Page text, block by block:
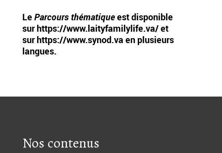
Le Parcours thématiqueest disponible
surhttps://www.laityfamilylife.va/et
surhttps://www.synod.va en plusieurs
langues.
Nos contenus